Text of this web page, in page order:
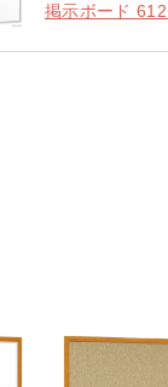
掲示ボード